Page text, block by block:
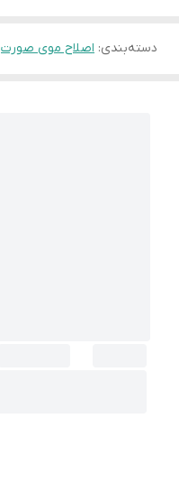
دسته‌بندی: اصلاح موی صورت